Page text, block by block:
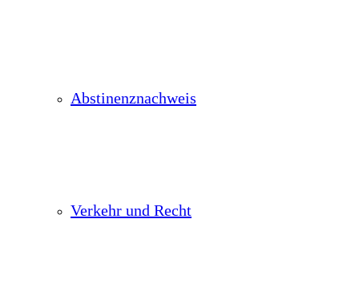
Abstinenznachweis
Verkehr und Recht